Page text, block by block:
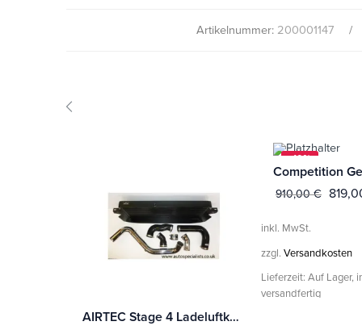
Artikelnummer: 200001147
AIRTEC Stage 4 Ladeluftkühler für Ford Focus ST MK2
-10%
910,00€
inkl. MwSt.
zzgl. Versandkosten
Lieferzeit: Auf Lager,
versandfertig